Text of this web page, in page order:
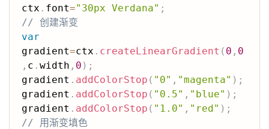
ctx . font="30px Verdana" ;
// 创建渐变
var
gradient=ctx . createLinearGradient ( 0 , 0
, c . width , 0 ) ;
gradient . addColorStop ( "0" , "magenta" ) ;
gradient . addColorStop ( "0.5" , "blue" ) ;
gradient . addColorStop ( "1.0" , "red" ) ;
// 用渐变填色